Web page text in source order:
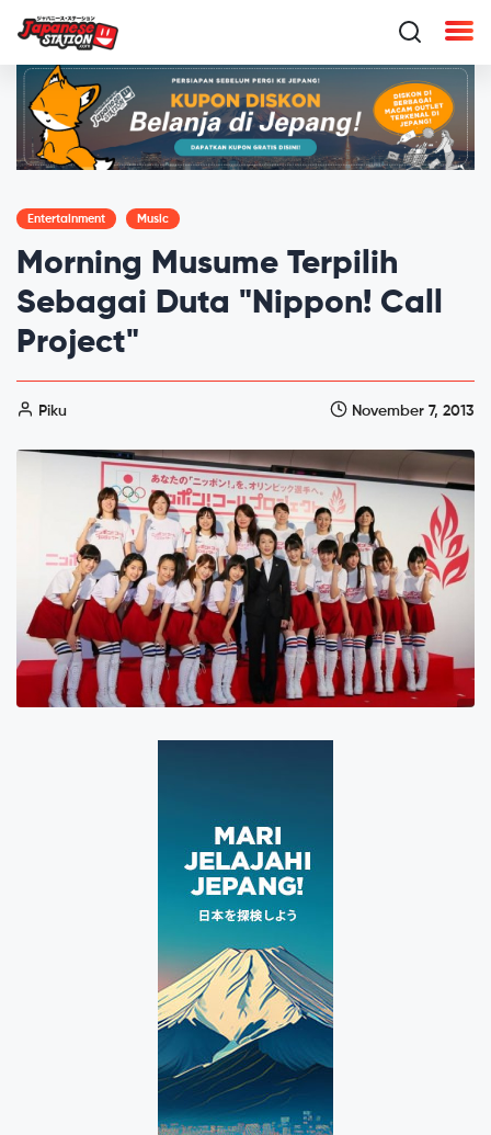
Entertainment Music
Morning Musume Terpilih
Sebagai Duta "Nippon! Call
Project"
Piku November 7, 2013